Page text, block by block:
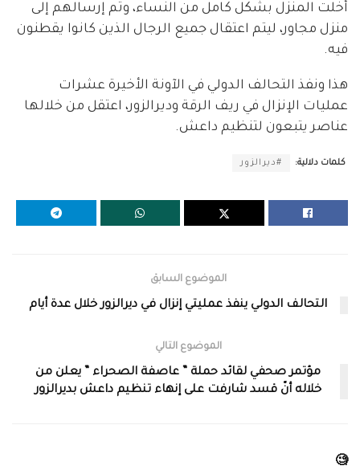
أخلت المنزل بشكل كامل من النساء، وتم إرسالهم إلى
منزل مجاور، ليتم اعتقال جميع الرجال الذين كانوا يقطنون
فيه.
هذا ونفذ التحالف الدولي في الآونة الأخيرة عشرات
عمليات الإنزال في ريف الرقة وديرالزور، اعتقل من خلالها
عناصر يتبعون لتنظيم داعش.
كلمات دلالية: #ديرالزور
الموضوع السابق
التحالف الدولي ينفذ عمليتي إنزال في ديرالزور خلال عدة أيام
الموضوع التالي
مؤتمر صحفي لقائد حملة ” عاصفة الصحراء ” يعلن من
خلاله أنّ قسد شارفت على إنهاء تنظيم داعش بديرالزور
🧐